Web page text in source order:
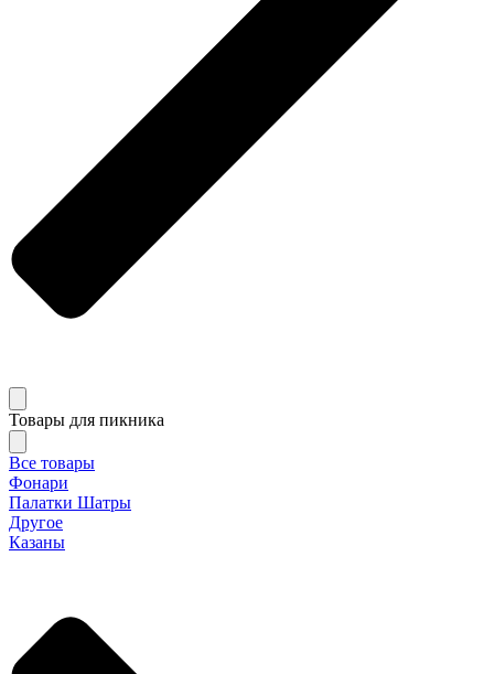
Товары для пикника
Все товары
Фонари
Палатки Шатры
Другое
Казаны